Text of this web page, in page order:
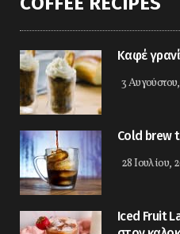
Kαφέ
3
Cold brew
28 Ιουλίου,
Iced Fruit